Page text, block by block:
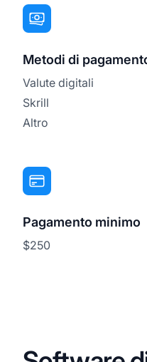
Metodi di
Valute digitali
Skrill
Altro
Pagamento minimo
$250